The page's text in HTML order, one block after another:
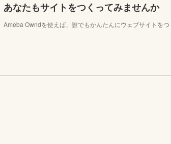
あなたもサイトをつくってみませんか
Ameba Owndを使えば、誰でもかんたんにウェブサイトをつ